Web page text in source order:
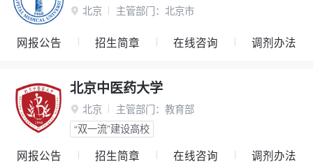
 北京 主管部门： 北京市
网报公告 招生简章 在线咨询 调剂办法
北京中医药大学
 北京 主管部门： 教育部
“双一流”建设高校
网报公告 招生简章 在线咨询 调剂办法